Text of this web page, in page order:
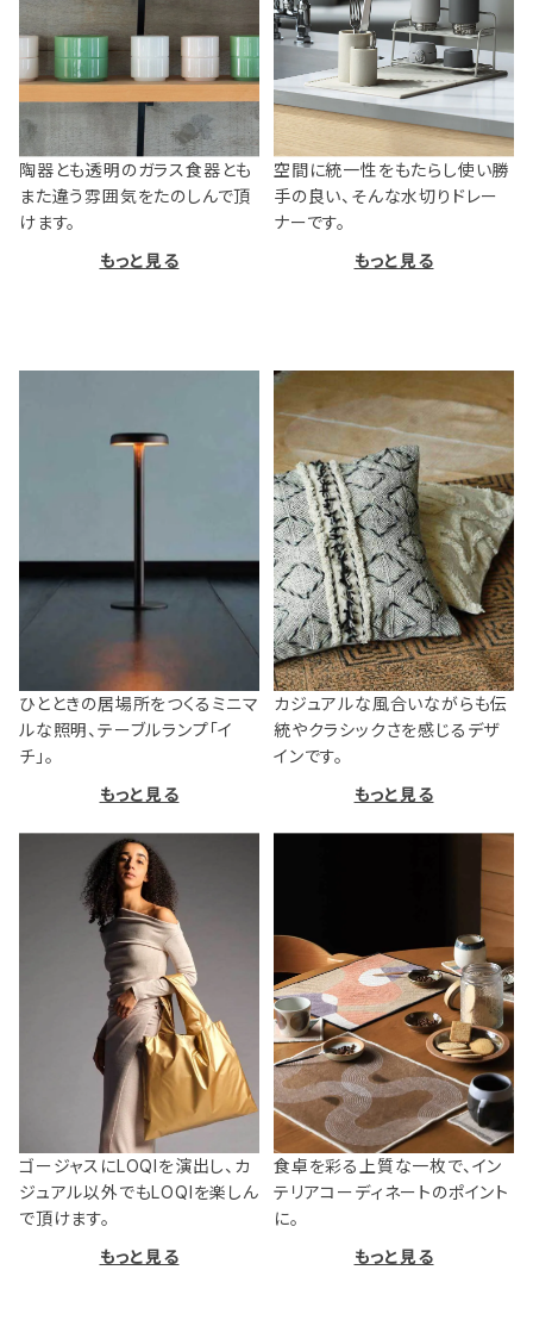
陶器とも透明のガラス食器とも
また違う雰囲気をたのしんで頂
けます。
もっと見る
空間に統一性をもたらし使い勝
手の良い、そんな水切りドレー
ナーです。
もっと見る
ひとときの居場所をつくるミニマ
ルな照明、テーブルランプ「イ
チ」。
もっと見る
カジュアルな風合いながらも伝
統やクラシックさを感じるデザ
インです。
もっと見る
ゴージャスにLOQIを演出し、カ
ジュアル以外でもLOQIを楽しん
で頂けます。
もっと見る
食卓を彩る上質な一枚で、イン
テリアコーディネートのポイント
に。
もっと見る